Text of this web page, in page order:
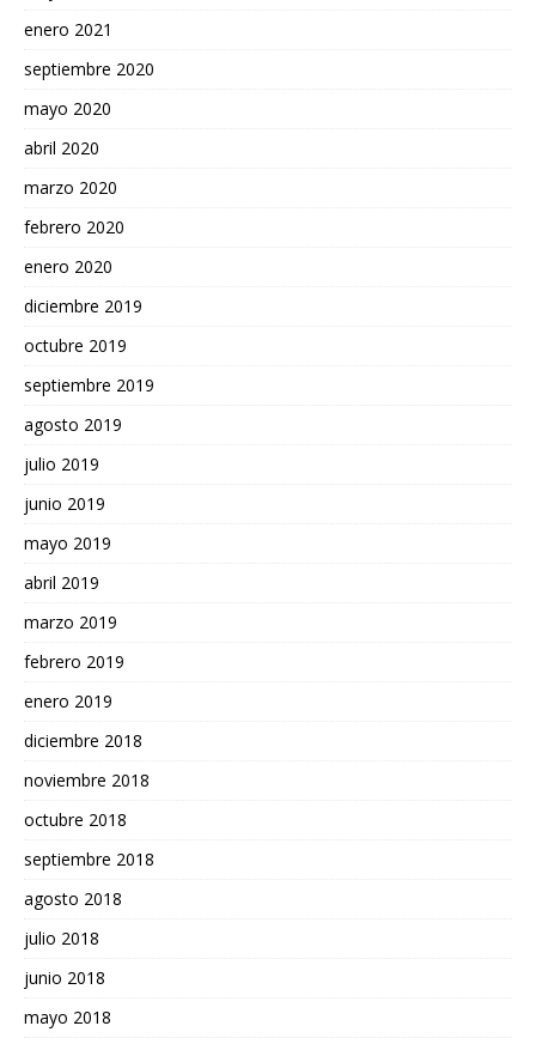
enero 2021
septiembre 2020
mayo 2020
abril 2020
marzo 2020
febrero 2020
enero 2020
diciembre 2019
octubre 2019
septiembre 2019
agosto 2019
julio 2019
junio 2019
mayo 2019
abril 2019
marzo 2019
febrero 2019
enero 2019
diciembre 2018
noviembre 2018
octubre 2018
septiembre 2018
agosto 2018
julio 2018
junio 2018
mayo 2018